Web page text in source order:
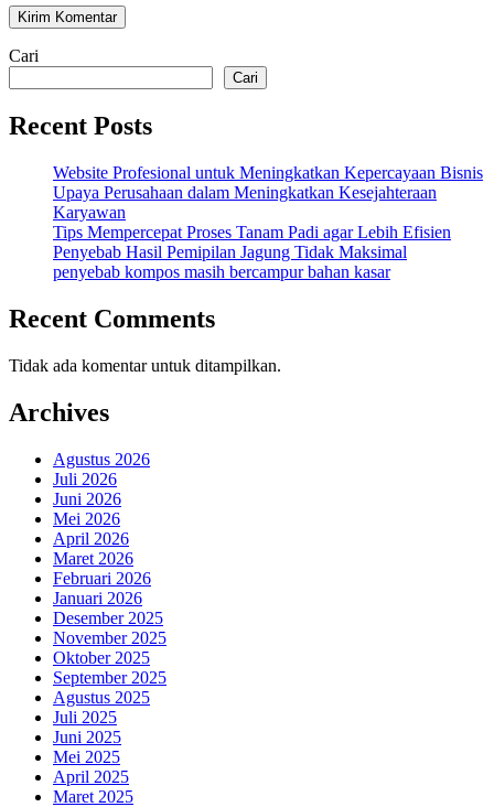
Cari
Cari
Recent Posts
Website Profesional untuk Meningkatkan Kepercayaan Bisnis
Upaya Perusahaan dalam Meningkatkan Kesejahteraan
Karyawan
Tips Mempercepat Proses Tanam Padi agar Lebih Efisien
Penyebab Hasil Pemipilan Jagung Tidak Maksimal
penyebab kompos masih bercampur bahan kasar
Recent Comments
Tidak ada komentar untuk ditampilkan.
Archives
Agustus 2026
Juli 2026
Juni 2026
Mei 2026
April 2026
Maret 2026
Februari 2026
Januari 2026
Desember 2025
November 2025
Oktober 2025
September 2025
Agustus 2025
Juli 2025
Juni 2025
Mei 2025
April 2025
Maret 2025